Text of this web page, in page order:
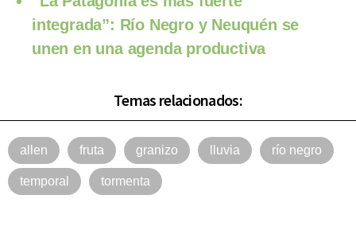
integrada”: Río Negro y Neuquén se
unen en una agenda productiva
Temas relacionados:
allen fruta granizo lluvia río negro
temporal tormenta